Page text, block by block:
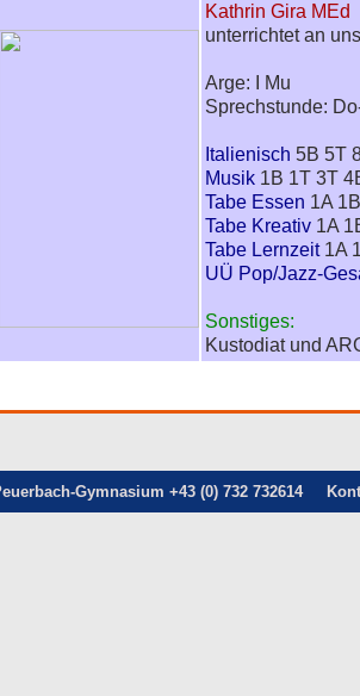
Kathrin Gira MEd
unterrichtet an
Arge: I Mu
Sprechstunde:
Italienisch 5B 5T
Musik 1B 1T 3T
Tabe Essen 1A
Tabe Kreativ 1A
Tabe Lernzeit1A
UÜ Pop/Jazz-
Sonstiges:
Kustodiat und
Gymnasium +43 (0) 732 732614